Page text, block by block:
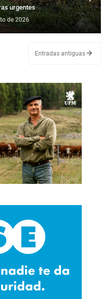
urgentes
de 2026
Entradas antiguas